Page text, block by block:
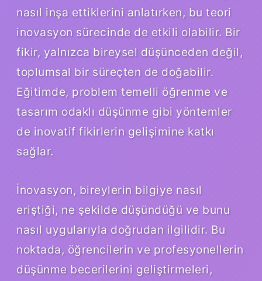
nasıl inşa ettiklerini anlatırken, bu teori
inovasyon sürecinde de etkili olabilir. Bir
fikir, yalnızca bireysel düşünceden değil,
toplumsal bir süreçten de doğabilir.
Eğitimde, problem temelli öğrenme ve
tasarım odaklı düşünme gibi yöntemler
de inovatif fikirlerin gelişimine katkı
sağlar.
İnovasyon, bireylerin bilgiye nasıl
eriştiği, ne şekilde düşündüğü ve bunu
nasıl uygularıyla doğrudan ilgilidir. Bu
noktada, öğrencilerin ve profesyonellerin
düşünme becerilerini geliştirmeleri,